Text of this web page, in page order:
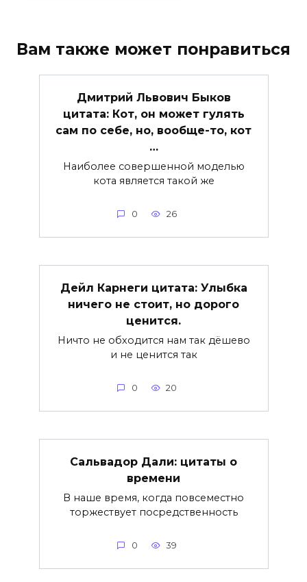
Вам также может понравиться
Дмитрий Львович Быков
цитата: Кот, он может гулять
сам по себе, но, вообще-то, кот
…
Наиболее совершенной моделью
кота является такой же
0 26
Дейл Карнеги цитата: Улыбка
ничего не стоит, но дорого
ценится.
Ничто не обходится нам так дёшево
и не ценится так
0 20
Сальвадор Дали: цитаты о
времени
В наше время, когда повсеместно
торжествует посредственность
0 39